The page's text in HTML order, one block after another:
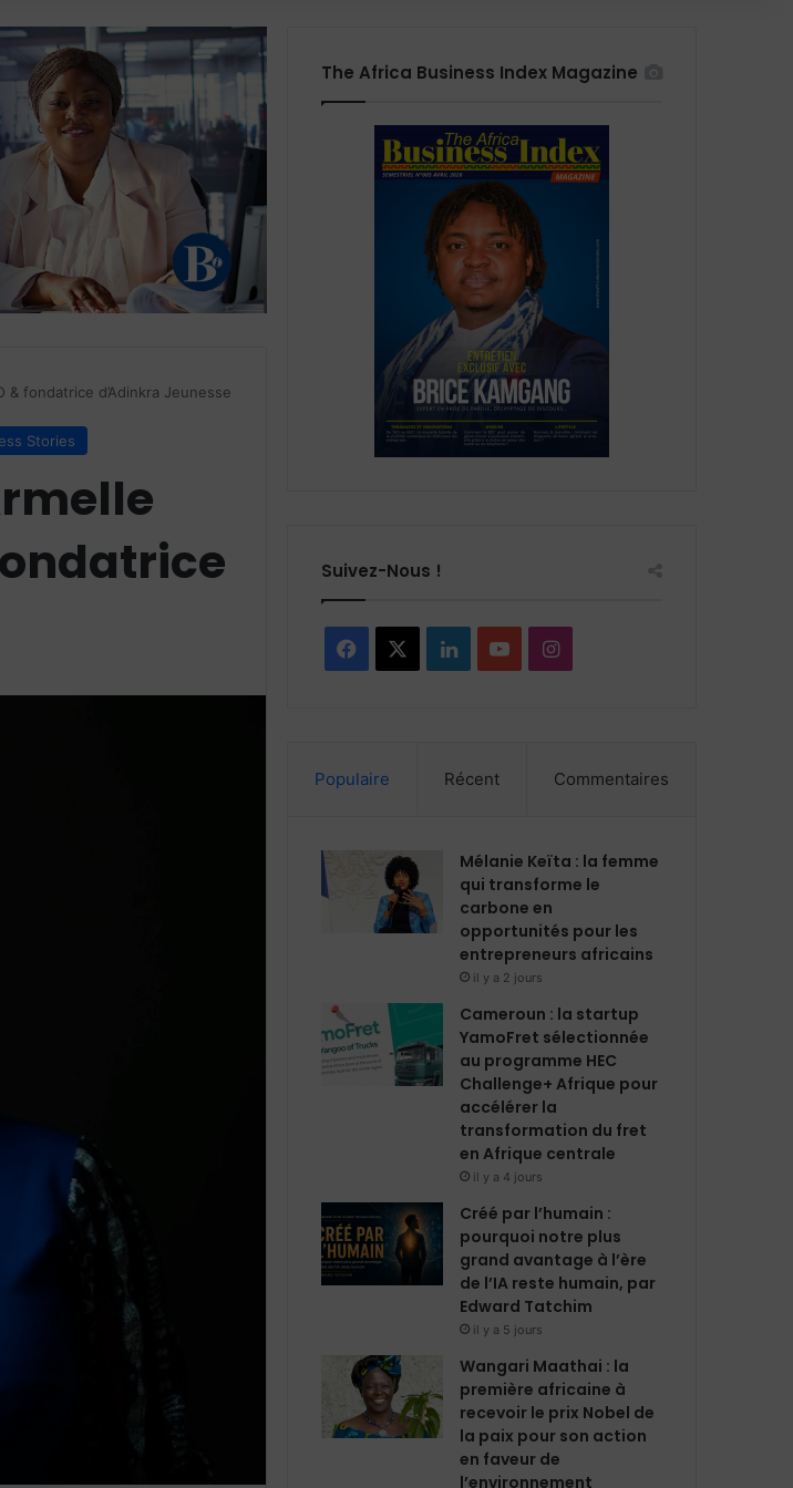
fondatrice d’Adinkra Jeunesse
Stories
The Africa Business Index Magazine
Suivez-Nous !
Facebook LinkedinYouTubeInstagram
Populaire Récent Commentaires
Mélanie Keïta : la femme
qui transforme le
carbone en
opportunités pour les
entrepreneurs africains
il y a 2 jours
Cameroun : la startup
YamoFret sélectionnée
au programme HEC
Challenge+ Afrique pour
accélérer la
transformation du fret
en Afrique centrale
il y a 4 jours
Créé par l’humain :
pourquoi notre plus
grand avantage à l’ère
de l’IA reste humain, par
Edward Tatchim
il y a 5 jours
Wangari Maathai : la
première africaine à
recevoir le prix Nobel de
la paix pour son action
en faveur de
l’environnement